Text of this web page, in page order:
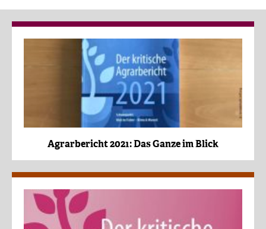
Agrarbericht 2021: Das Ganze im Blick